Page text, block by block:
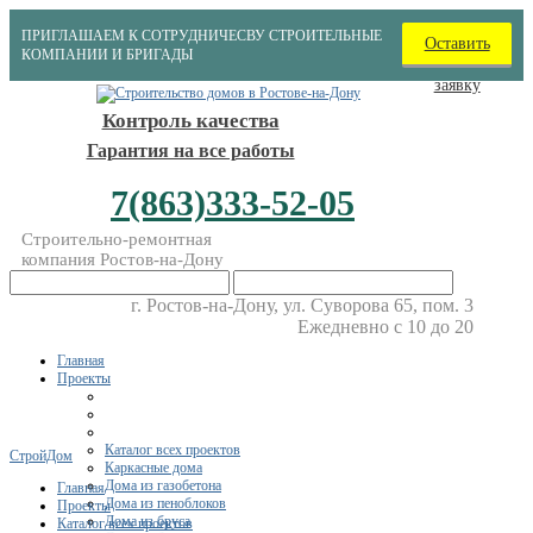
ПРИГЛАШАЕМ К СОТРУДНИЧЕСВУ СТРОИТЕЛЬНЫЕ
КОМПАНИИ И БРИГАДЫ
Оставить
заявку
Контроль качества
Гарантия на все работы
7(863)333-52-05
Строительно-ремонтная
компания Ростов-на-Дону
г. Ростов-на-Дону, ул. Суворова 65, пом. 3
Ежедневно с 10 до 20
Главная
Проекты
Каталог всех проектов
Каркасные дома
Дома из газобетона
Дома из пеноблоков
Дома из бруса
СтройДом
Главная
Проекты
Каталог всех проектов